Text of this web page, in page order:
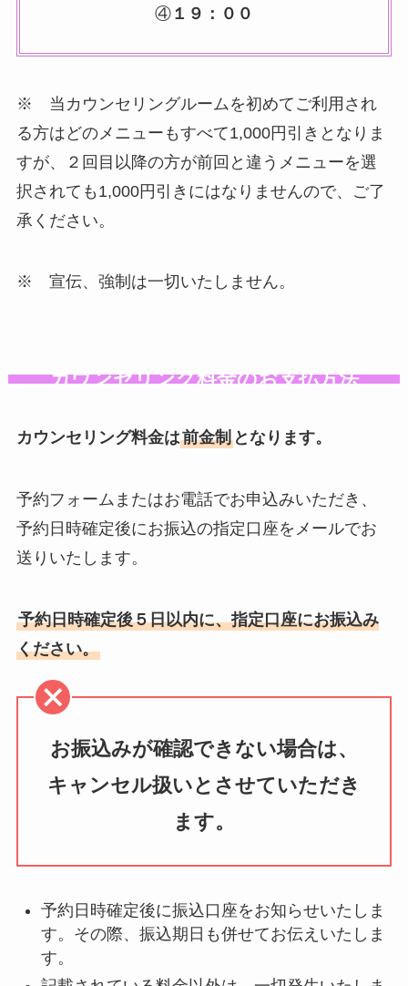
④ １９：００
※ 当カウンセリングルームを初めてご利用され
る方はどのメニューもすべて1,000円引きとなりま
すが、２回目以降の方が前回と違うメニューを選
択されても1,000円引きにはなりませんので、ご了
承ください。
※ 宣伝、強制は一切いたしません。
カウンセリング料金のお支払方法
カウンセリング料金は前金制となります。
予約フォームまたはお電話でお申込みいただき、
予約日時確定後にお振込の指定口座をメールでお
送りいたします。
予約日時確定後５日以内に、指定口座にお振込み
ください。
お振込みが確認できない場合は、
キャンセル扱いとさせていただき
ます。
予約日時確定後に振込口座をお知らせいたしま
す。その際、振込期日も併せてお伝えいたしま
す。